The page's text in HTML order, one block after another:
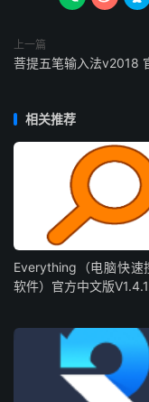
上一篇
菩提五笔输入法v2018
相关推荐
Everything（电脑快速
软件）官方中文版